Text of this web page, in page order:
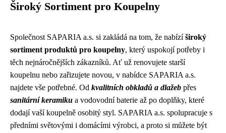
Široký Sortiment pro Koupelny
Společnost SAPARIA a.s. si zakládá na tom, že nabízíširoký
sortiment produktů pro koupelny, který uspokojí potřeby i
těch nejnáročnějších zákazníků. Ať už renovujete starší
koupelnu nebo zařizujete novou, v nabídce SAPARIA a.s.
najdete vše potřebné. Od kvalitních obkladů a dlažeb přes
sanitární keramiku a vodovodní baterie až po doplňky, které
dodají vaší koupelně osobitý styl. SAPARIA a.s. spolupracuje s
předními světovými i domácími výrobci, a proto si můžete být